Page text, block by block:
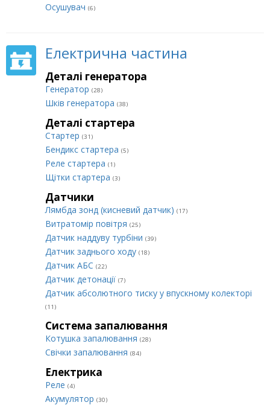
Осушувач (6)
Електрична частина
Деталі генератора
Генератор (28)
Шків генератора (38)
Деталі стартера
Стартер (31)
Бендикс стартера (5)
Реле стартера (1)
Щітки стартера (3)
Датчики
Лямбда зонд (кисневий датчик) (17)
Витратомір повітря (25)
Датчик наддуву турбіни (39)
Датчик заднього ходу (18)
Датчик АБС (22)
Датчик детонації (7)
Датчик абсолютного тиску у впускному колекторі
(11)
Система запалювання
Котушка запалювання (28)
Свічки запалювання (84)
Електрика
Реле (4)
Акумулятор (30)